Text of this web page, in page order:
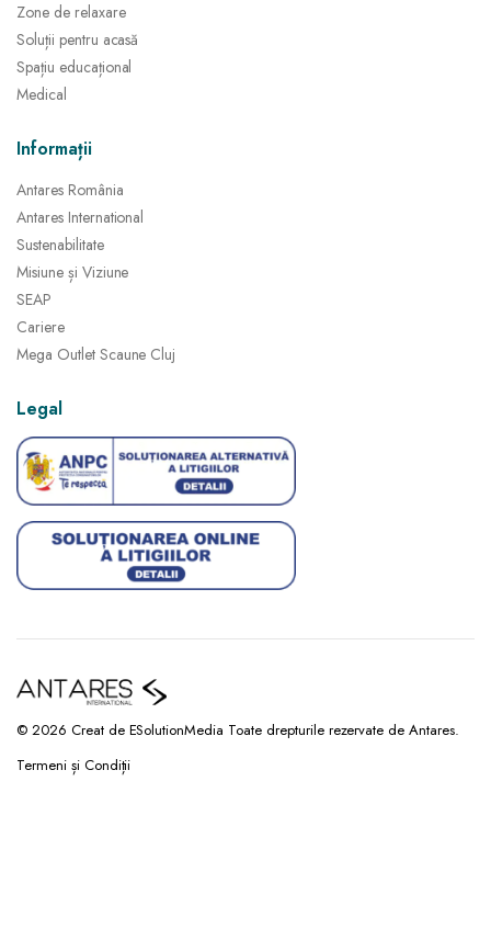
Zone de relaxare
Soluții pentru acasă
Spațiu educațional
Medical
Informații
Antares România
Antares International
Sustenabilitate
Misiune și Viziune
SEAP
Cariere
Mega Outlet Scaune Cluj
Legal
© 2026 Creat de ESolutionMedia Toate drepturile rezervate de Antares.
Termeni și Condiții